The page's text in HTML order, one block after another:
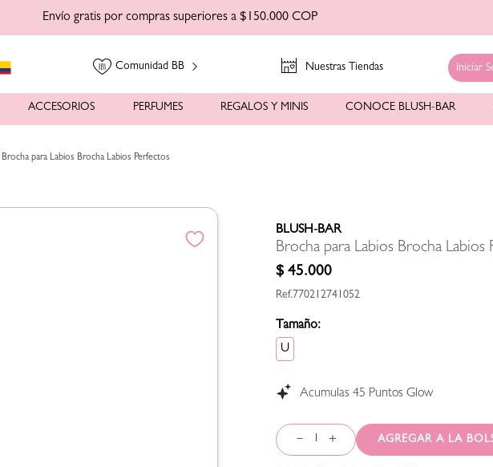
Envío gratis por compras superiores a $150.000 COP
Comunidad BB Nuestras Tiendas Iniciar
ACCESORIOS PERFUMES REGALOS Y MINIS CONOCE BLUSH-BAR
Brocha para Labios Brocha Labios Perfectos
BLUSH-BAR
Brocha para Labios Brocha Labios
$ 45.000
770212741052
Tamaño:
U
Acumulas45 Puntos Glow
＋
－